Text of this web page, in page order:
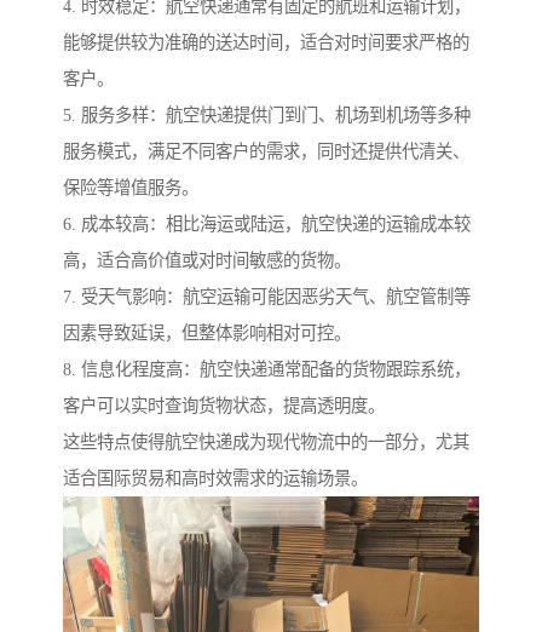
4. 时效稳定：航空快递通常有固定的航班和运输计划，
能够提供较为准确的送达时间，适合对时间要求严格的
客户。
5. 服务多样：航空快递提供门到门、机场到机场等多种
服务模式，满足不同客户的需求，同时还提供代清关、
保险等增值服务。
6. 成本较高：相比海运或陆运，航空快递的运输成本较
高，适合高价值或对时间敏感的货物。
7. 受天气影响：航空运输可能因恶劣天气、航空管制等
因素导致延误，但整体影响相对可控。
8. 信息化程度高：航空快递通常配备的货物跟踪系统，
客户可以实时查询货物状态，提高透明度。
这些特点使得航空快递成为现代物流中的一部分，尤其
适合国际贸易和高时效需求的运输场景。